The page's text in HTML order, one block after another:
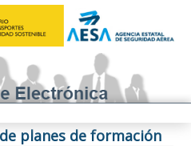
planes de formación